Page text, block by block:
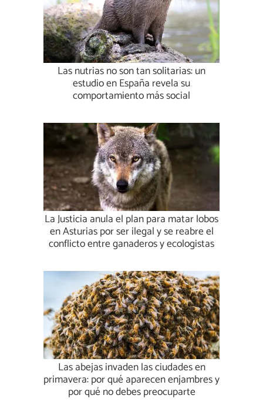
Las nutrias no son tan solitarias: un
estudio en España revela su
comportamiento más social
La Justicia anula el plan para matar lobos
en Asturias por ser ilegal y se reabre el
conflicto entre ganaderos y ecologistas
Las abejas invaden las ciudades en
primavera: por qué aparecen enjambres y
por qué no debes preocuparte